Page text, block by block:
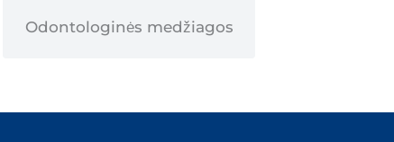
Odontologinės medžiagos